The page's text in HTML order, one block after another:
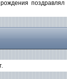
поздравлял